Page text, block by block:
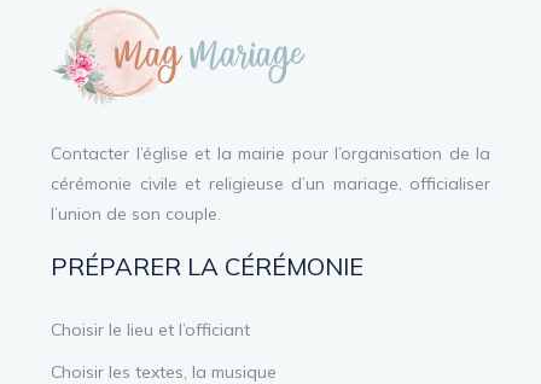
Contacter l’église et la mairie pour l’organisation de la
cérémonie civile et religieuse d’un mariage, officialiser
l’union de son couple.
PRÉPARER LA CÉRÉMONIE
Choisir le lieu et l’officiant
Choisir les textes, la musique